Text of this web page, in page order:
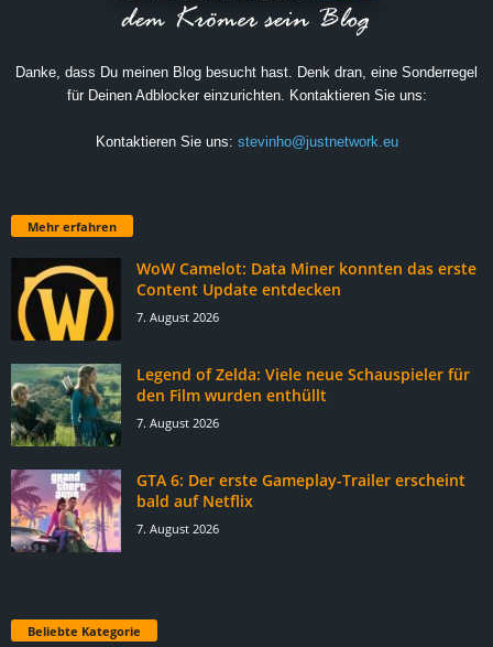
Danke, dass Du meinen Blog besucht hast. Denk dran, eine Sonderregel
für Deinen Adblocker einzurichten. Kontaktieren Sie uns:
Kontaktieren Sie uns: stevinho@justnetwork.eu
Mehr erfahren
WoW Camelot: Data Miner konnten das erste
Content Update entdecken
7. August 2026
Legend of Zelda: Viele neue Schauspieler für
den Film wurden enthüllt
7. August 2026
GTA 6: Der erste Gameplay-Trailer erscheint
bald auf Netflix
7. August 2026
Beliebte Kategorie